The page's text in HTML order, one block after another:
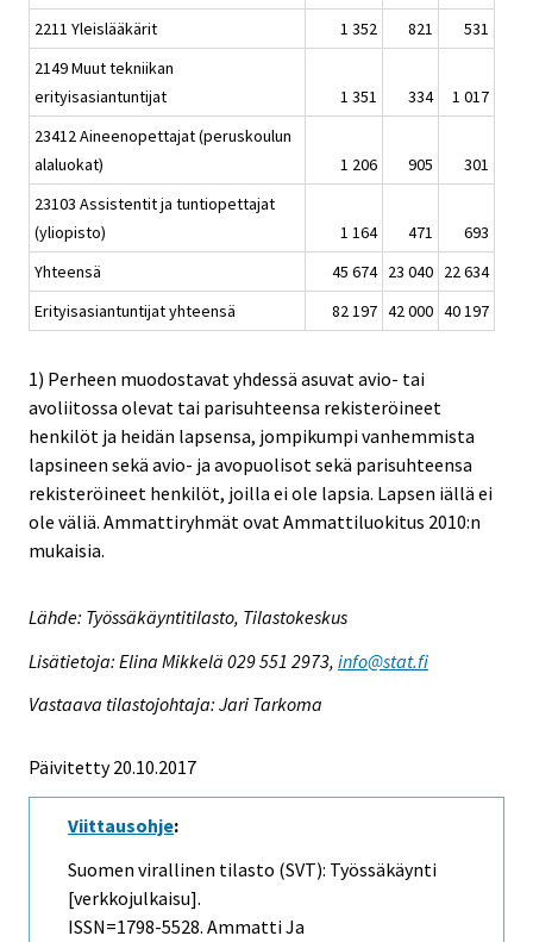
2211 Yleislääkärit 1 352 821
531
2149 Muut tekniikan
erityisasiantuntijat
1 351 334
1 017
23412 Aineenopettajat (peruskoulun
alaluokat)
1 206 905
301
23103 Assistentit ja tuntiopettajat
(yliopisto)
1 164 471
693
Yhteensä
45 674 23 040 22 634
Erityisasiantuntijat yhteensä
82 197 42 000 40 197
1) Perheen muodostavat yhdessä asuvat avio- tai
avoliitossa olevat tai parisuhteensa rekisteröineet
henkilöt ja heidän lapsensa, jompikumpi vanhemmista
lapsineen sekä avio- ja avopuolisot sekä parisuhteensa
rekisteröineet henkilöt, joilla ei ole lapsia. Lapsen iällä ei
ole väliä. Ammattiryhmät ovat Ammattiluokitus 2010:n
mukaisia.
Lähde: Työssäkäyntitilasto, Tilastokeskus
Lisätietoja: Elina Mikkelä 029 551 2973, info@stat.fi
Vastaava tilastojohtaja: Jari Tarkoma
Päivitetty 20.10.2017
Viittausohje:
Suomen virallinen tilasto (SVT): Työssäkäynti
[verkkojulkaisu].
ISSN=1798-5528. Ammatti Ja